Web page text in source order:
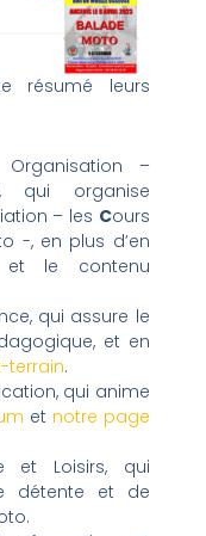
résumé leurs
–
qui organise
– les Cours
-, en plus d’en
et le contenu
qui assure le
et en
terrain.
qui anime
et notre page
et Loisirs, qui
détente et de